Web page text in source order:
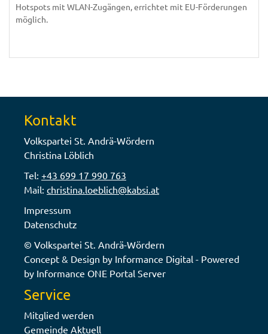
Hotspots mit WLAN-Zugängen, errichtet mit EU-Förderungen
möglich.
Kontakt
Volkspartei St. Andrä-Wördern
Christina Löblich
Tel: +43 699 17 990 763
Mail: christina.loeblich@kabsi.at
Impressum
Datenschutz
© Volkspartei St. Andrä-Wördern
Concept & Design by Informance Digital - Powered
by Informance ONE Portal Server
Service
Mitglied werden
Gemeinde Aktuell